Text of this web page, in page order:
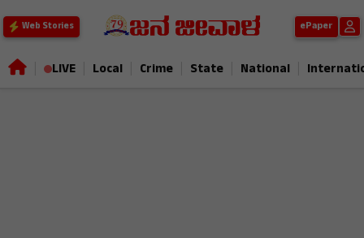
Web Stories ePaper
LIVE Local Crime State National